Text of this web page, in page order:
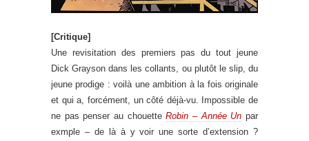
[Critique]
Une revisitation des premiers pas du tout jeune
Dick Grayson dans les collants, ou plutôt le slip, du
jeune prodige : voilà une ambition à la fois originale
et qui a, forcément, un côté déjà-vu. Impossible de
ne pas penser au chouetteRobin – Année Un par
exmple – de là à y voir une sorte d’extension ?